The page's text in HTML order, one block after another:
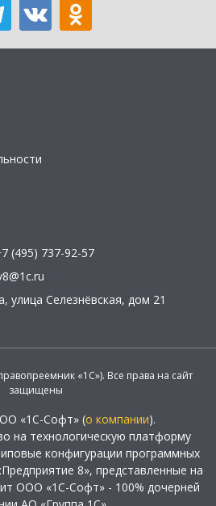
(495) 737-92-57
, улица Селезнёвская, дом 21
«1С»). Все права на сайт
защищены
«1С-Софт» (о компании).
на технологическую платформу
конфигурации программных
8», представленные на
ООО «1С-Софт» - 100% дочерней